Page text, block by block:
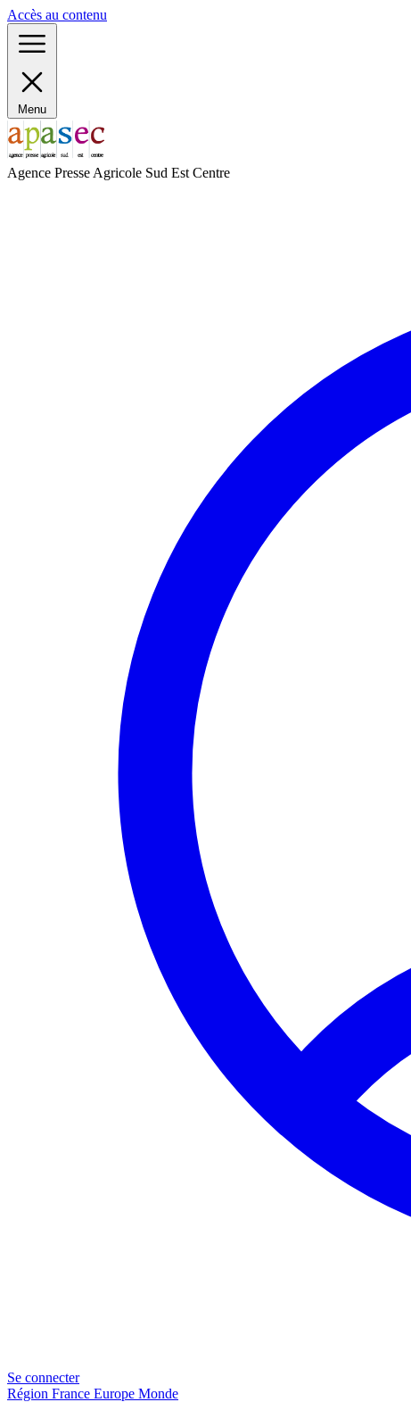
Accès au contenu
Menu
Agence Presse Agricole Sud Est Centre
Se connecter
Région France Europe Monde
Panneau de gestion des cookies